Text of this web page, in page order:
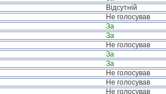
Відсутній
Не голосував
За
За
Не голосував
За
За
Не голосував
Не голосував
Не голосував